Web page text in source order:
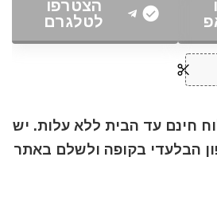
הצטרפו
לטלגרם
חינם עד הבית ללא עלות. יש
הבלעדי בקופה ולשלם באתר